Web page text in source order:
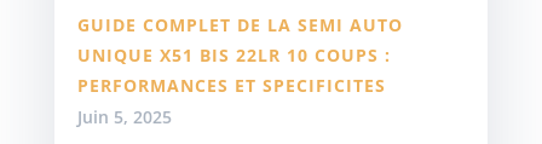
GUIDE COMPLET DE LA SEMI AUTO
UNIQUE X51 BIS 22LR 10 COUPS :
PERFORMANCES ET SPECIFICITES
Juin 5, 2025